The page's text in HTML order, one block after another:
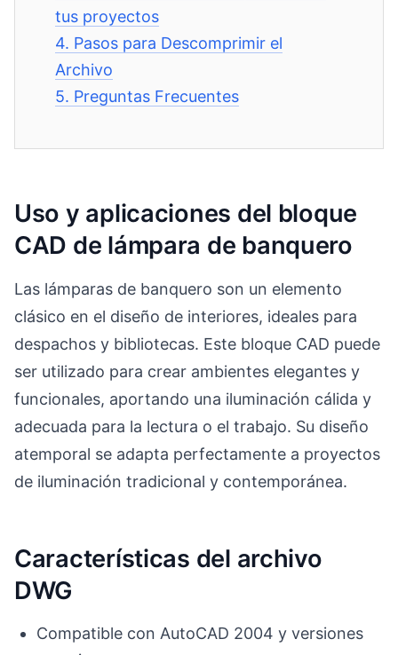
tus proyectos
4. Pasos para Descomprimir el
Archivo
5. Preguntas Frecuentes
Uso y aplicaciones del bloque
CAD de lámpara de banquero
Las lámparas de banquero son un elemento
clásico en el diseño de interiores, ideales para
despachos y bibliotecas. Este bloque CAD puede
ser utilizado para crear ambientes elegantes y
funcionales, aportando una iluminación cálida y
adecuada para la lectura o el trabajo. Su diseño
atemporal se adapta perfectamente a proyectos
de iluminación tradicional y contemporánea.
Características del archivo
DWG
Compatible con AutoCAD 2004 y versiones